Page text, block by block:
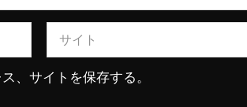
、サイトを保存する。